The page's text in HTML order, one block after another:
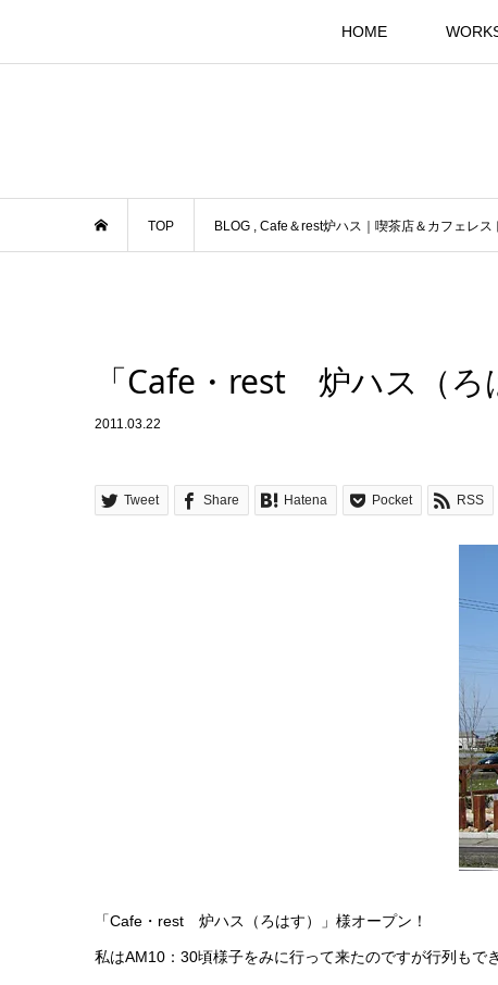
HOME
TOP BLOG Cafe＆rest炉ハス｜喫茶店＆カフェレス
「Cafe・rest 炉ハス（
2011.03.22
Tweet Share Hatena Pocket RSS
「Cafe・rest 炉ハス（ろはす）」様オープン！
私はAM10：30頃様子をみに行って来たのですが行列もで